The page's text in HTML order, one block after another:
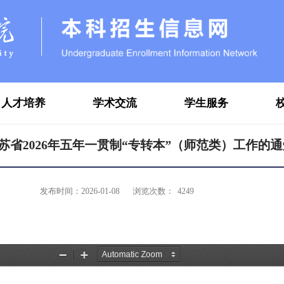
人才培养 学术交流 学生服务
省2026年五年一贯制“专转本”（师范类）工作的
发布时间：2026-01-08 浏览次数： 4249